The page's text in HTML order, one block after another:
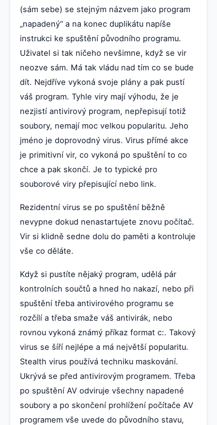
(sám sebe) se stejným názvem jako program
„napadený“ a na konec duplikátu napíše
instrukci ke spuštění původního programu.
Uživatel si tak ničeho nevšimne, když se vir
neozve sám. Má tak vládu nad tím co se bude
dít. Nejdříve vykoná svoje plány a pak pustí
váš program. Tyhle viry mají výhodu, že je
nezjistí antivirový program, nepřepisují totiž
soubory, nemají moc velkou popularitu. Jeho
jméno je doprovodný virus. Virus přímé akce
je primitivní vir, co vykoná po spuštění to co
chce a pak skončí. Je to typické pro
souborové viry přepisující nebo link.
Rezidentní virus se po spuštění běžně
nevypne dokud nenastartujete znovu počítač.
Vir si klidně sedne dolu do paměti a kontroluje
vše co děláte.
Když si pustíte nějaký program, udělá pár
kontrolních součtů a hned ho nakazí, nebo při
spuštění třeba antivirového programu se
rozčílí a třeba smaže váš antivirák, nebo
rovnou vykoná známý příkaz format c:. Takový
virus se šíří nejlépe a má největší popularitu.
Stealth virus používá techniku maskování.
Ukrývá se před antivirovým programem. Třeba
po spuštění AV odviruje všechny napadené
soubory a po skončení prohlížení počítače AV
programem vše uvede do původního stavu,